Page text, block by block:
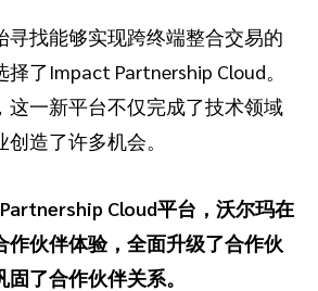
寻找能够实现跨终端整合交易的
了Impact Partnership Cloud。
这一新平台不仅完成了技术领域
造了许多机会。
Cloud平台，沃尔玛在
作伙伴体验，全面升级了合作伙
了合作伙伴关系。